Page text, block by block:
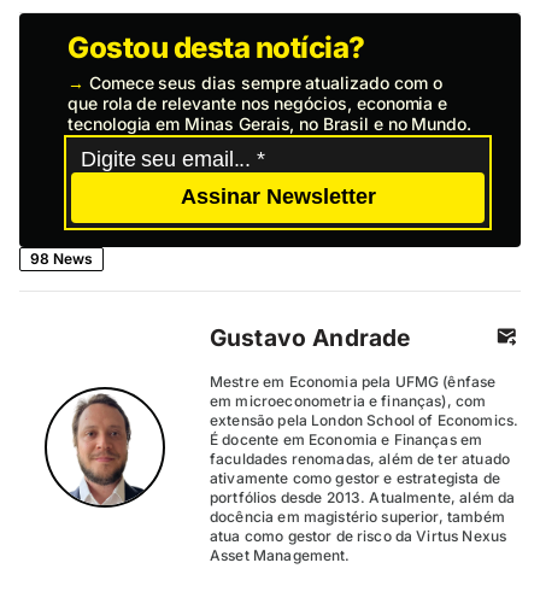
Gostou desta notícia?
→ Comece seus dias sempre atualizado com o
que rola de relevante nos negócios, economia e
tecnologia em Minas Gerais, no Brasil e no Mundo.
Assinar Newsletter
98 News
Gustavo Andrade
Mestre em Economia pela UFMG (ênfase
em microeconometria e finanças), com
extensão pela London School of Economics.
É docente em Economia e Finanças em
faculdades renomadas, além de ter atuado
ativamente como gestor e estrategista de
portfólios desde 2013. Atualmente, além da
docência em magistério superior, também
atua como gestor de risco da Virtus Nexus
Asset Management.